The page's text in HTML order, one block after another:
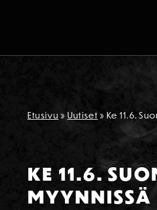
Etusivu » Uutiset » Ke 11.6.
KE 11.6.
MYYNNISSÄ